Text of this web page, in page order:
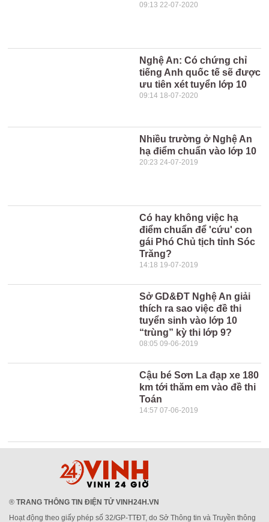
09:13 22-07-2020
Nghệ An: Có chứng chỉ
tiếng Anh quốc tế sẽ được
ưu tiên xét tuyển lớp 10
09:14 18-07-2020
Nhiều trường ở Nghệ An
hạ điểm chuẩn vào lớp 10
20:23 24-07-2019
Có hay không việc hạ
điểm chuẩn để 'cứu' con
gái Phó Chủ tịch tỉnh Sóc
Trăng?
14:18 19-07-2019
Sở GD&ĐT Nghệ An giải
thích ra sao việc đề thi
tuyển sinh vào lớp 10
“trùng” kỳ thi lớp 9?
08:05 09-06-2019
Cậu bé Sơn La đạp xe 180
km tới thăm em vào đề thi
Toán
14:57 07-06-2019
® TRANG THÔNG TIN ĐIỆN TỬ VINH24H.VN
Hoạt động theo giấy phép số 32/GP-TTĐT, do Sở Thông tin và Truyền thông